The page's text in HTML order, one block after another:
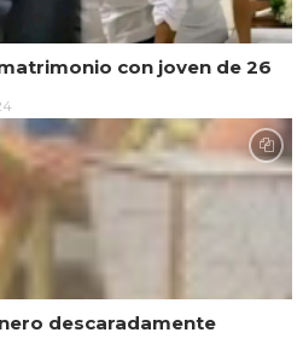
con joven de 26
descaradamente